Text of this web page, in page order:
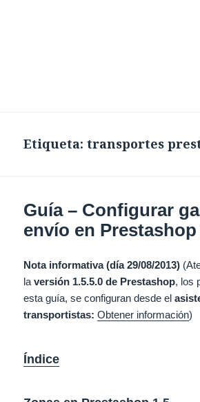
Etiqueta:transportes
Guía – Configurar
envío en Prestashop
Nota informativa (día 29/08/2013)
laversión 1.5.5.0 de Prestashop, los
esta guía, se configuran desde el
transportistas: Obtener información)
Índice